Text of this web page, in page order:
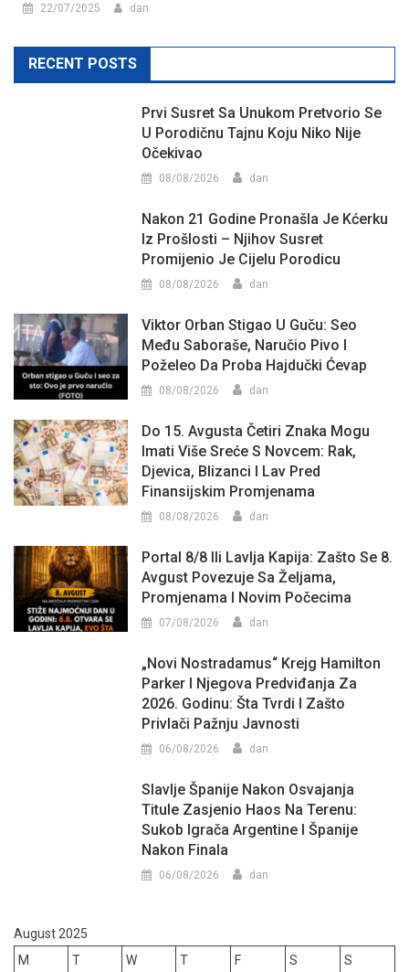
22/07/2025 dan
RECENT POSTS
Prvi Susret Sa Unukom Pretvorio Se
U Porodičnu Tajnu Koju Niko Nije
Očekivao
08/08/2026 dan
Nakon 21 Godine Pronašla Je Kćerku
Iz Prošlosti – Njihov Susret
Promijenio Je Cijelu Porodicu
08/08/2026 dan
Viktor Orban Stigao U Guču: Seo
Među Saboraše, Naručio Pivo I
Poželeo Da Proba Hajdučki Ćevap
08/08/2026 dan
Do 15. Avgusta Četiri Znaka Mogu
Imati Više Sreće S Novcem: Rak,
Djevica, Blizanci I Lav Pred
Finansijskim Promjenama
08/08/2026 dan
Portal 8/8 Ili Lavlja Kapija: Zašto Se 8.
Avgust Povezuje Sa Željama,
Promjenama I Novim Počecima
07/08/2026 dan
„Novi Nostradamus“ Krejg Hamilton
Parker I Njegova Predviđanja Za
2026. Godinu: Šta Tvrdi I Zašto
Privlači Pažnju Javnosti
06/08/2026 dan
Slavlje Španije Nakon Osvajanja
Titule Zasjenio Haos Na Terenu:
Sukob Igrača Argentine I Španije
Nakon Finala
06/08/2026 dan
August 2025
M
T W T F S
S